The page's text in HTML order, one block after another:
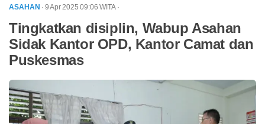
ASAHAN · 9 Apr 2025 09:06 WITA ·
Tingkatkan disiplin, Wabup Asahan
Sidak Kantor OPD, Kantor Camat dan
Puskesmas